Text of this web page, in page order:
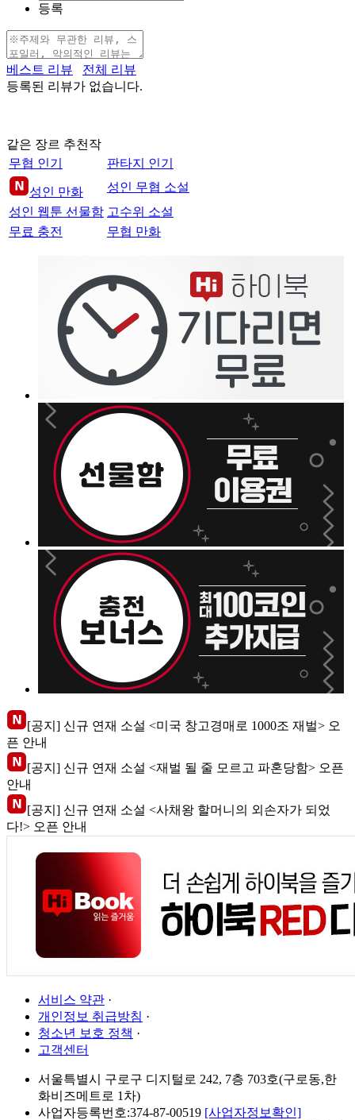
등록
베스트 리뷰
전체 리뷰
등록된 리뷰가 없습니다.
같은 장르 추천작
무협 인기
판타지 인기
성인 만화
성인 무협 소설
성인 웹툰 선물함 고수위 소설
무료 충전
무협 만화
[공지] 신규 연재 소설 <미국 창고경매로 1000조 재벌> 오
픈 안내
[공지] 신규 연재 소설 <재벌 될 줄 모르고 파혼당함> 오픈
안내
[공지] 신규 연재 소설 <사채왕 할머니의 외손자가 되었
다!> 오픈 안내
서비스 약관 ·
개인정보 취급방침 ·
청소년 보호 정책 ·
고객센터
서울특별시 구로구 디지털로 242, 7층 703호(구로동,한
화비즈메트로 1차)
사업자등록번호:374-87-00519 [사업자정보확인]